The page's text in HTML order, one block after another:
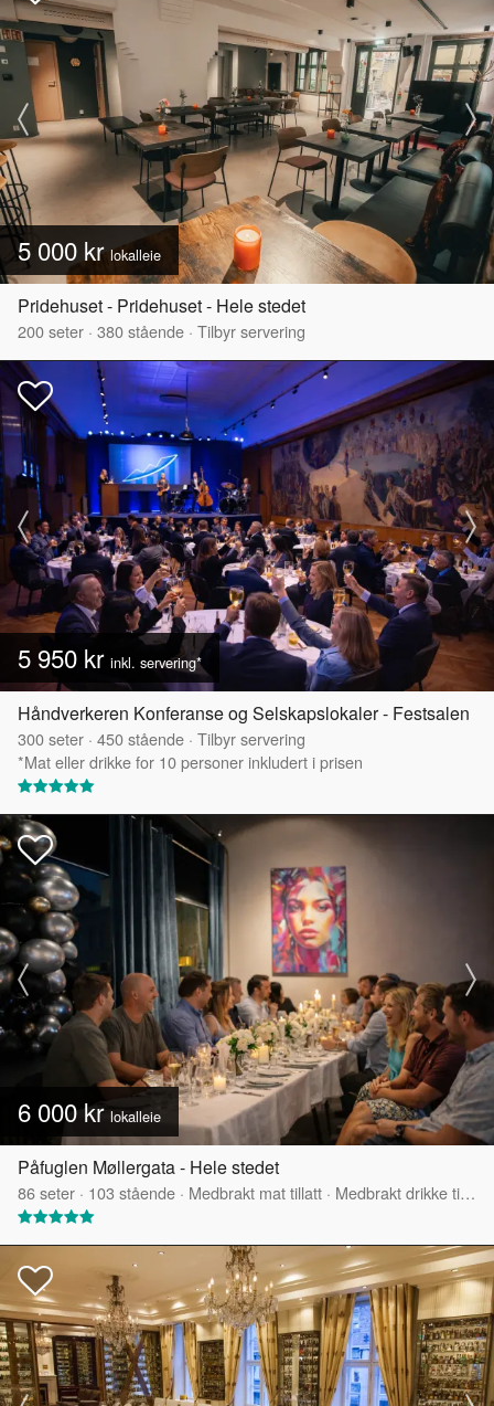
5 000 krlokalleie
Pridehuset - Pridehuset - Hele stedet
200seter · 380stående · Tilbyr servering
5 950 kr inkl. servering*
Håndverkeren Konferanse og Selskapslokaler - Festsalen
300seter · 450stående · Tilbyr servering
*Mat eller drikke for 10 personer inkludert i prisen
6 000 kr lokalleie
Påfuglen Møllergata - Hele stedet
86seter · 103 stående · Medbrakt mat tillatt · Medbrakt drikke tillatt